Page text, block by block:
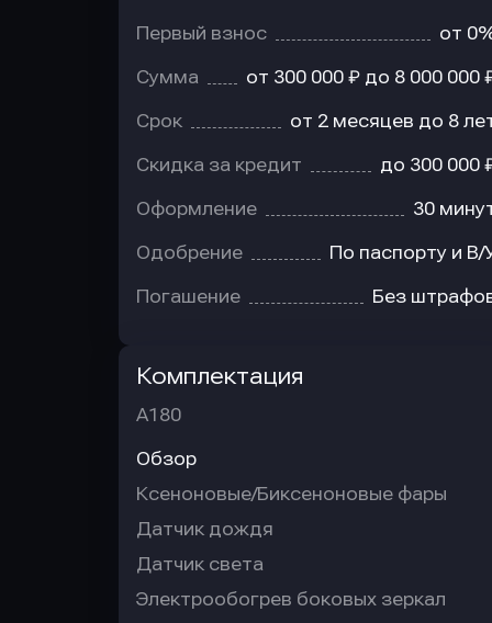
Первый взнос от
Сумма от 300 000 ₽ до 8 000 000
Срок от 2 месяцев до 8
Скидка за кредит до 300 000
Оформление 30
Одобрение По паспорту и В/
Погашение Без
Комплектация
A180
Обзор
Ксеноновые/Биксеноновые фары
Датчик дождя
Датчик света
Электрообогрев боковых зеркал